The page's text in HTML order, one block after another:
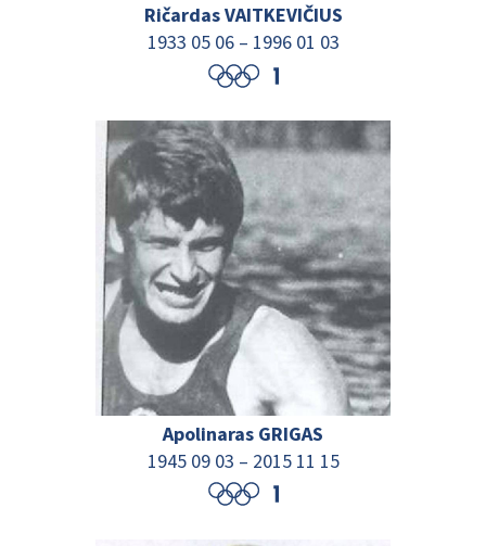
Ričardas VAITKEVIČIUS
1933 05 06– 1996 01 03
Apolinaras GRIGAS
1945 09 03 – 2015 11 15